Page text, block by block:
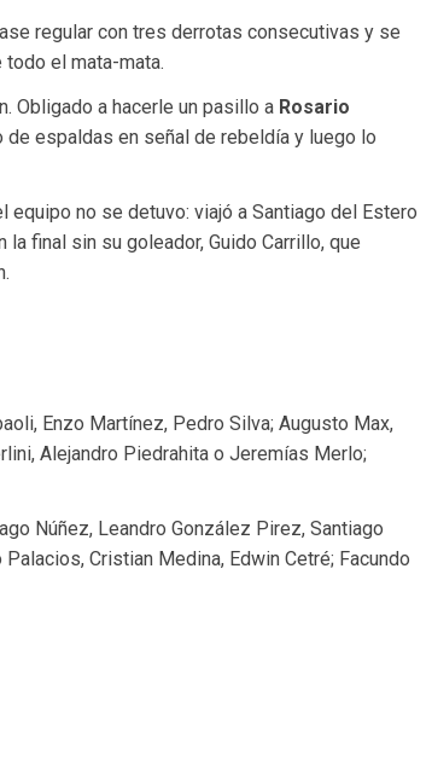
regular con tres derrotas consecutivas y se
el mata-mata.
Obligado a hacerle un pasillo a Rosario
espaldas en señal de rebeldía y luego lo
no se detuvo: viajó a Santiago del Estero
final sin su goleador, Guido Carrillo, que
Enzo Martínez, Pedro Silva; Augusto Max,
Alejandro Piedrahita o Jeremías Merlo;
Núñez, Leandro González Pirez, Santiago
Cristian Medina, Edwin Cetré; Facundo